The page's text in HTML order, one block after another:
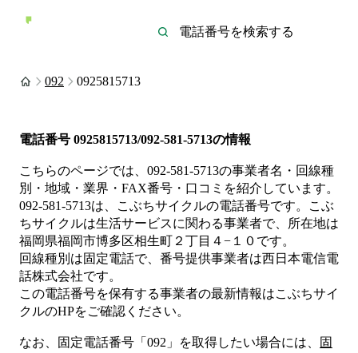
092 0925815713
電話番号 0925815713/092-581-5713の情報
こちらのページでは、 092-581-5713の事業者名・回線種
別・地域・業界・FAX番号・口コミを紹介しています。
092-581-5713は、 こぶちサイクルの電話番号です。
こぶ
ちサイクルは生活サービスに関わる事業者で、所在地は
福岡県福岡市博多区相生町２丁目４−１０ です。
回線種別は固定電話で、番号提供事業者は西日本電信電
話株式会社です。
この電話番号を保有する事業者の最新情報はこぶちサイ
クルのHPをご確認ください。
なお、固定電話番号「 092 」を取得したい場合には、
固